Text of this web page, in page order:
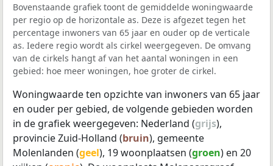
Bovenstaande grafiek toont de gemiddelde woningwaarde
per regio op de horizontale as. Deze is afgezet tegen het
percentage inwoners van 65 jaar en ouder op de verticale
as. Iedere regio wordt als cirkel weergegeven. De omvang
van de cirkels hangt af van het aantal woningen in een
gebied: hoe meer woningen, hoe groter de cirkel.
Woningwaarde ten opzichte van inwoners van 65 jaar
en ouder per gebied, de volgende gebieden worden
in de grafiek weergegeven: Nederland (grijs),
provincie Zuid-Holland (bruin), gemeente
Molenlanden (geel), 19 woonplaatsen (groen) en 20